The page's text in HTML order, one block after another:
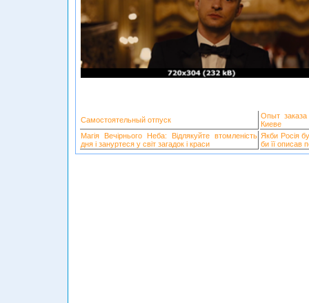
Самостоятельный отпуск
Опыт
Киеве
Магія Вечірнього Неба: Відлякуйте втомленість
дня і зануртеся у світ загадок і краси
Якби Росія
би її описав